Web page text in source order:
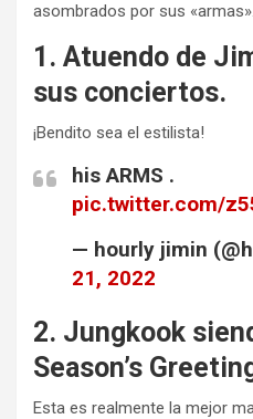
asombrados por sus «armas».
1. Atuendo de
sus conciertos.
¡Bendito sea el estilista!
his ARMS .
pic.twitter.com/
— hourly jimin
21, 2022
2. Jungkook
Season’s
Esta es realmente la mejor